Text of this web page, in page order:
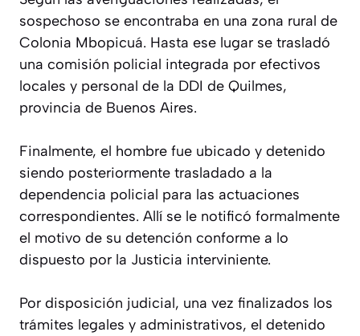
sospechoso se encontraba en una zona rural de
Colonia Mbopicuá. Hasta ese lugar se trasladó
una comisión policial integrada por efectivos
locales y personal de la DDI de Quilmes,
provincia de Buenos Aires.
Finalmente, el hombre fue ubicado y detenido
siendo posteriormente trasladado a la
dependencia policial para las actuaciones
correspondientes. Allí se le notificó formalmente
el motivo de su detención conforme a lo
dispuesto por la Justicia interviniente.
Por disposición judicial, una vez finalizados los
trámites legales y administrativos, el detenido